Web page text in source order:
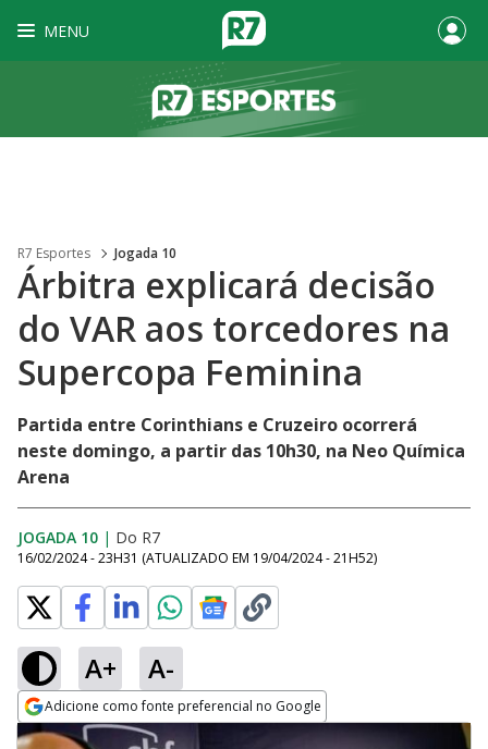
MENU
R7 Esportes Jogada 10
Árbitra explicará decisão
do VAR aos torcedores na
Supercopa Feminina
Partida entre Corinthians e Cruzeiro ocorrerá
neste domingo, a partir das 10h30, na Neo Química
Arena
JOGADA 10 | Do R7
16/02/2024 - 23H31 (ATUALIZADO EM 19/04/2024 - 21H52)
A+ A-
Adicione como fonte preferencial no Google
Opens in new window